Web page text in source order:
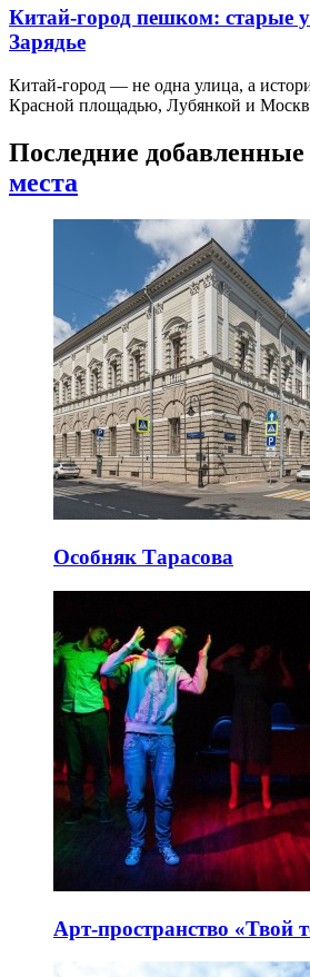
Китай-город пешком: старые
Зарядье
Китай-город — не одна улица, а
Красной площадью, Лубянкой и
Последние добавленные
места
Особняк Тарасова
Арт-пространство «Твой